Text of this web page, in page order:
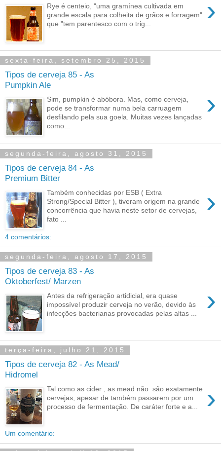
›
Rye é centeio, "uma gramínea cultivada em
grande escala para colheita de grãos e forragem"
que "tem parentesco com o trig...
sexta-feira, setembro 25, 2015
Tipos de cerveja 85 - As
Pumpkin Ale
›
Sim, pumpkin é abóbora. Mas, como cerveja,
pode se transformar numa bela carruagem
desfilando pela sua goela. Muitas vezes lançadas
como...
segunda-feira, agosto 31, 2015
Tipos de cerveja 84 - As
Premium Bitter
›
Também conhecidas por ESB ( Extra
Strong/Special Bitter ), tiveram origem na grande
concorrência que havia neste setor de cervejas,
fato ...
4 comentários:
segunda-feira, agosto 17, 2015
Tipos de cerveja 83 - As
Oktoberfest/ Marzen
›
Antes da refrigeração artidicial, era quase
impossível produzir cerveja no verão, devido às
infecções bacterianas provocadas pelas altas ...
terça-feira, julho 21, 2015
Tipos de cerveja 82 - As Mead/
Hidromel
›
Tal como as cider , as mead não são exatamente
cervejas, apesar de também passarem por um
processo de fermentação. De caráter forte e a...
Um comentário: